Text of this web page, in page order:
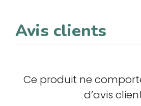
Avis clients
Ce produit ne
d’avis